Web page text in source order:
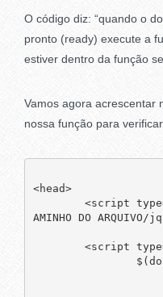
O código diz: “quando o
pronto (ready) execute a
estiver dentro da função
Vamos agora acrescentar
nossa função para
<head>
AMINHO DO